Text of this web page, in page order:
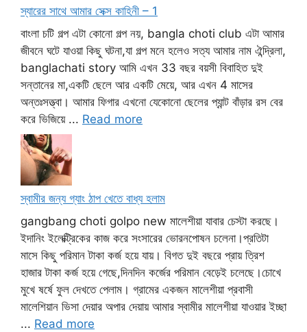
স্যারের সাথে আমার সেক্স কাহিনী – 1
বাংলা চটি গল্প এটা কোনো গল্প নয়, bangla choti club এটা আমার
জীবনে ঘটে যাওয়া কিছু ঘটনা,যা গল্প মনে হলেও সত্য আমার নাম ঐন্দ্রিলা,
banglachati story আমি এখন 33 বছর বয়সী বিবাহিত দুই
সন্তানের মা,একটি ছেলে আর একটি মেয়ে, আর এখন 4 মাসের
অন্তঃসত্ত্বা। আমার ফিগার এখনো যেকোনো ছেলের প্যান্ট বাঁড়ার রস বের
করে ভিজিয়ে ... Read more
স্বামীর জন্য গ্যাং ঠাপ খেতে বাধ্য হলাম
gangbang choti golpo new মালেশীয়া যাবার চেস্টা করছে।
ইদানিং ইলেক্ট্রিকের কাজ করে সংসারের ভোরনপোষন চলেনা।প্রতিটা
মাসে কিছু পরিমান টাকা কর্জ হয়ে যায়। বিগত দুই বছরে প্রায় ত্রিশ
হাজার টাকা কর্জ হয়ে গেছে,দিনদিন কর্জের পরিমান বেড়েই চলেছে।চোখে
মুখে ষর্ষে ফুল দেখতে পেলাম। গ্রামের একজন মালেশীয়া প্রবাসী
মালেশিয়ান ভিসা দেয়ার অপার দেয়ায় আমার স্বামীর মালেশীয়া যাওয়ার ইচ্ছা
... Read more